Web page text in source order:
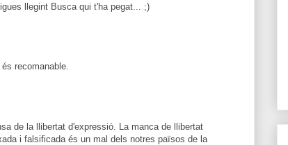
llegint Busca qui t'ha pegat... ;)
recomanable.
de la llibertat d'expressió. La manca de llibertat
i falsificada és un mal dels notres països de la